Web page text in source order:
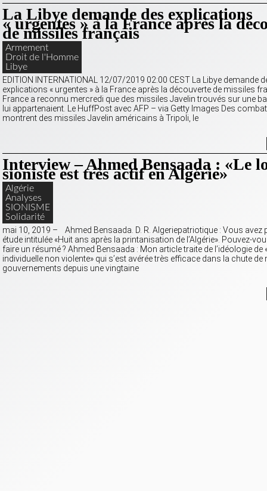
La Libye demande des explications
« urgentes » à la France après la
de missiles français
Armement
Droit de l'Homme
Libye
EDITION INTERNATIONAL 12/07/2019 02:00 CEST La Libye demande
explications « urgentes » à la France après la découverte de missiles
France a reconnu mercredi que des missiles Javelin trouvés sur une
lui appartenaient. Le HuffPost avec AFP – via Getty Images Des
montrent des missiles Javelin américains à Tripoli, le
Interview – Ahmed Bensaada : «Le
sioniste est très actif en Algérie»
Algérie
Analyses
SIONISME
Solidarité
mai 10, 2019 – Ahmed Bensaada. D. R. Algeriepatriotique : Vous avez
étude intitulée «Huit ans après la printanisation de l’Algérie». Pouvez-
faire un résumé ? Ahmed Bensaada : Mon article traite de l’idéologie de
individuelle non violente» qui s’est avérée très efficace dans la chute
gouvernements depuis une vingtaine